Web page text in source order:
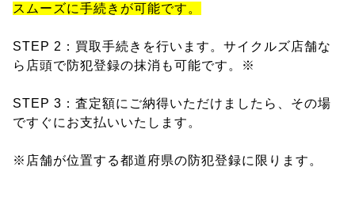
スムーズに手続きが可能です。
STEP 2：買取手続きを行います。サイクルズ店舗な
ら店頭で防犯登録の抹消も可能です。※
STEP 3：査定額にご納得いただけましたら、その場
ですぐにお支払いいたします。
※店舗が位置する都道府県の防犯登録に限ります。